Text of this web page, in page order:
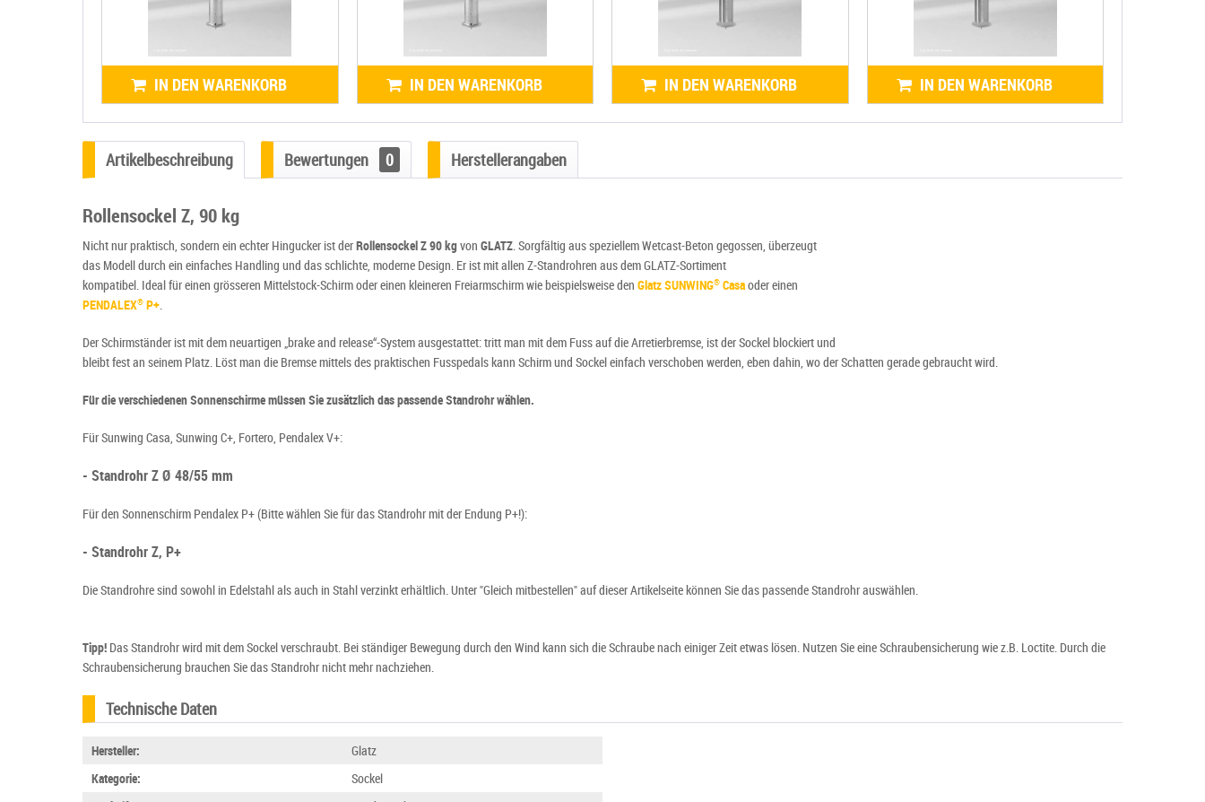
IN DEN WARENKORB IN DEN WARENKORB IN DEN WARENKORB IN DEN WARENKORB
Artikelbeschreibung Bewertungen 0 Herstellerangaben
Rollensockel Z, 90 kg
Nicht nur praktisch, sondern ein echter Hingucker ist derRollensockel Z 90 kgvon GLATZ. Sorgfältig aus speziellem Wetcast-Beton gegossen, überzeugt
das Modell durch ein einfaches Handling und das schlichte, moderne Design. Er ist mit allen Z-Standrohren aus dem GLATZ-Sortiment
kompatibel. Ideal für einen grösseren Mittelstock-Schirm oder einen kleineren Freiarmschirm wie beispielsweise den Glatz SUNWING® Casaoder einen
PENDALEX® P+.
Der Schirmständer ist mit dem neuartigen „brake and release“-System ausgestattet: tritt man mit dem Fuss auf die Arretierbremse, ist der Sockel blockiert und
bleibt fest an seinem Platz. Löst man die Bremse mittels des praktischen Fusspedals kann Schirm und Sockel einfach verschoben werden, eben dahin, wo der Schatten gerade gebraucht wird.
Für die verschiedenen Sonnenschirme müssen Sie zusätzlich das passende Standrohr wählen.
Für Sunwing Casa, Sunwing C+, Fortero, Pendalex V+:
- Standrohr Z Ø 48/55 mm
Für den Sonnenschirm Pendalex P+ (Bitte wählen Sie für das Standrohr mit der Endung P+!):
- Standrohr Z, P+
Die Standrohre sind sowohl in Edelstahl als auch in Stahl verzinkt erhältlich. Unter "Gleich mitbestellen" auf dieser Artikelseite können Sie das passende Standrohr auswählen.
Tipp! Das Standrohr wird mit dem Sockel verschraubt. Bei ständiger Bewegung durch den Wind kann sich die Schraube nach einiger Zeit etwas lösen. Nutzen Sie eine Schraubensicherung wie z.B. Loctite. Durch die
Schraubensicherung brauchen Sie das Standrohr nicht mehr nachziehen.
Technische Daten
Hersteller:
Glatz
Kategorie:
Sockel